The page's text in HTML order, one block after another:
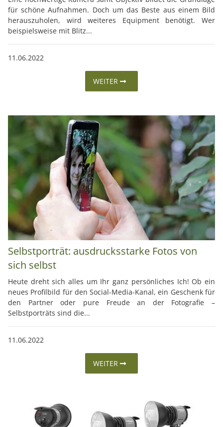
für schöne Aufnahmen. Doch um das Beste aus einem Bild
herauszuholen, wird weiteres Equipment benötigt. Wer
beispielsweise mit Blitz...
11.06.2022
WEITER
Selbstporträt: ausdrucksstarke Fotos von
sich selbst
Heute dreht sich alles um Ihr ganz persönliches Ich! Ob ein
neues Profilbild für den Social-Media-Kanal, ein Geschenk für
den Partner oder pure Freude an der Fotografie –
Selbstporträts sind die...
11.06.2022
WEITER